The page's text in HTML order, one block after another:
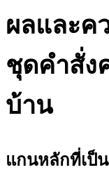
ผลและค
ชุดคำสั่ง
บ้าน
แกนหลักที่เป็